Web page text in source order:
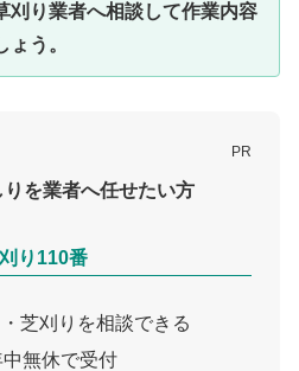
刈り業者へ相談して作業内容
う。
PR
を業者へ任せたい方
り110番
芝刈りを相談できる
無休で受付